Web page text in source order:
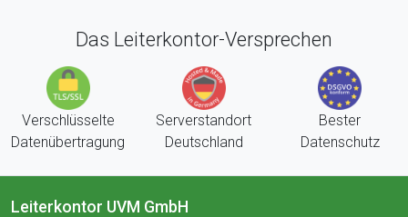
Das Leiterkontor-Versprechen
Verschlüsselte
Datenübertragung
Serverstandort
Deutschland
Bester
Datenschutz
Leiterkontor UVM GmbH